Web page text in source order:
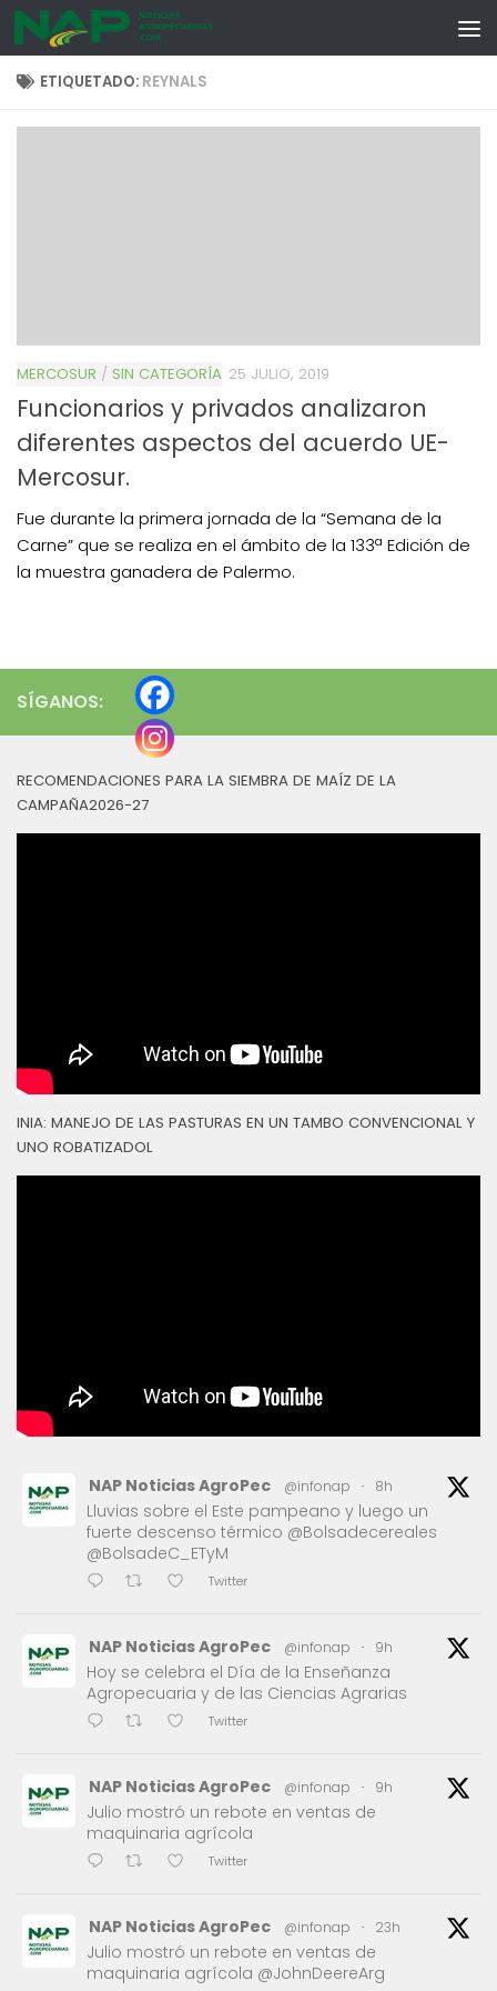
Skip to content
ETIQUETADO: REYNALS
MERCOSUR / SIN CATEGORÍA 25 JULIO, 2019
Funcionarios y privados analizaron
diferentes aspectos del acuerdo UE-
Mercosur.
Fue durante la primera jornada de la “Semana de la
Carne” que se realiza en el ámbito de la 133ª Edición de
la muestra ganadera de Palermo.
SÍGANOS:
RECOMENDACIONES PARA LA SIEMBRA DE MAÍZ DE LA
CAMPAÑA2026-27
INIA: MANEJO DE LAS PASTURAS EN UN TAMBO CONVENCIONAL Y
UNO ROBATIZADOL
NAP Noticias AgroPec @infonap · 8h
Lluvias sobre el Este pampeano y luego un
fuerte descenso térmico @Bolsadecereales
@BolsadeC_ETyM
Twitter
NAP Noticias AgroPec @infonap · 9h
Hoy se celebra el Día de la Enseñanza
Agropecuaria y de las Ciencias Agrarias
Twitter
NAP Noticias AgroPec @infonap · 9h
Julio mostró un rebote en ventas de
maquinaria agrícola
Twitter
NAP Noticias AgroPec @infonap · 23h
Julio mostró un rebote en ventas de
maquinaria agrícola @JohnDeereArg